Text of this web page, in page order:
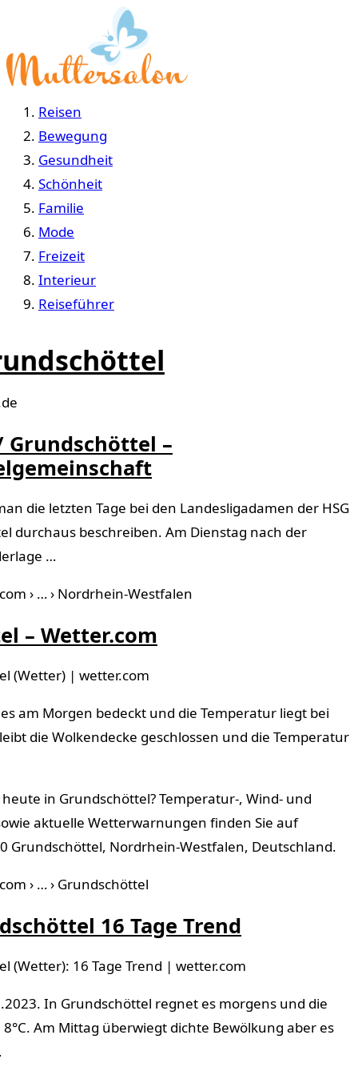
Reisen
Bewegung
Gesundheit
Schönheit
Familie
Mode
Freizeit
Interieur
Reiseführer
Grundschöttel –
die letzten Tage bei den Landesligadamen der HSG
durchaus beschreiben. Am Dienstag nach der
…
› … › Nordrhein-Westfalen
– Wetter.com
(Wetter) | wetter.com
am Morgen bedeckt und die Temperatur liegt bei
die Wolkendecke geschlossen und die Temperatur
in Grundschöttel? Temperatur-, Wind- und
aktuelle Wetterwarnungen finden Sie auf
Grundschöttel, Nordrhein-Westfalen, Deutschland.
› … › Grundschöttel
16 Tage Trend
(Wetter): 16 Tage Trend | wetter.com
In Grundschöttel regnet es morgens und die
Am Mittag überwiegt dichte Bewölkung aber es